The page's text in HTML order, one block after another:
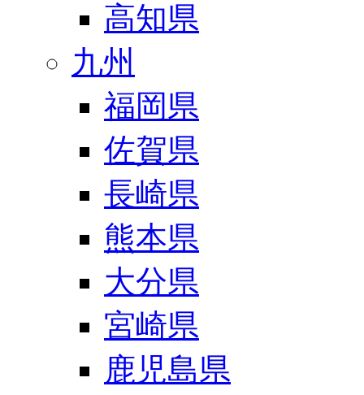
高知県
九州
福岡県
佐賀県
長崎県
熊本県
大分県
宮崎県
鹿児島県